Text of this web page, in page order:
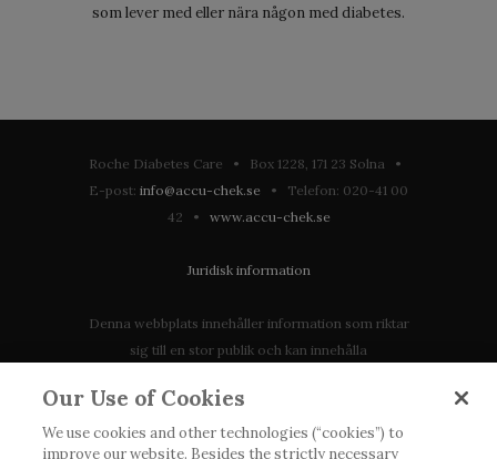
som lever med eller nära någon med diabetes.
Roche Diabetes Care • Box 1228, 171 23 Solna •
E-post: info@accu-chek.se • Telefon: 020-41 00
42 • www.accu-chek.se
Juridisk information
Denna webbplats innehåller information som riktar
sig till en stor publik och kan innehålla
tillgänglig eller giltig i ditt land. Vänligen observera
att vi inte tar något ansvar för information som
Our Use of Cookies
We use cookies and other technologies (“cookies”) to
improve our website. Besides the strictly necessary